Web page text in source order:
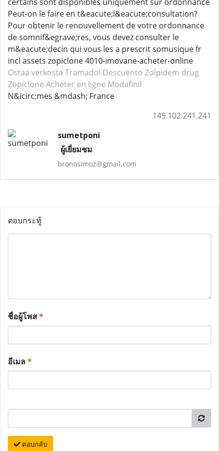
Peut-on le faire en t&eacute;l&eacute;consultation?
Pour obtenir le renouvellement de votre ordonnance
de somnif&egrave;res, vous devez consulter le
m&eacute;decin qui vous les a prescrit somusique fr
incl assets zopiclone 4010-imovane-acheter-online
Ostaa verkosta Tramadol Descuento Zolpidem drug
Zopiclone Acheter en ligne Modafinil
N&icirc;mes &mdash; France
149.102.241.241
sumetponi
ผู้เยี่ยมชม
bronosimoz@gmail.com
ตอบกระทู้
ชื่อผู้โพส*
อีเมล*
ตอบกลับ